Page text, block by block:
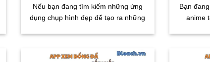
Nếu bạn đang tìm kiếm những ứng
dụng chụp hình đẹp để tạo ra những
Bạn
anime